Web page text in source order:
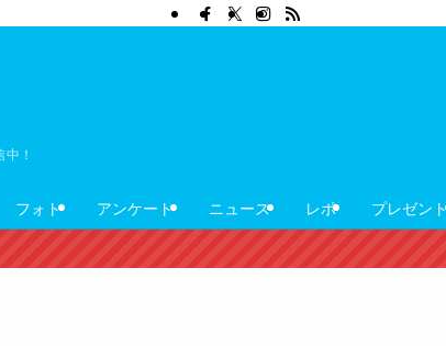
！
フォト アンケート ニュース レポ プレゼン